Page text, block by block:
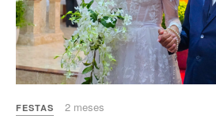
FESTAS 2 meses